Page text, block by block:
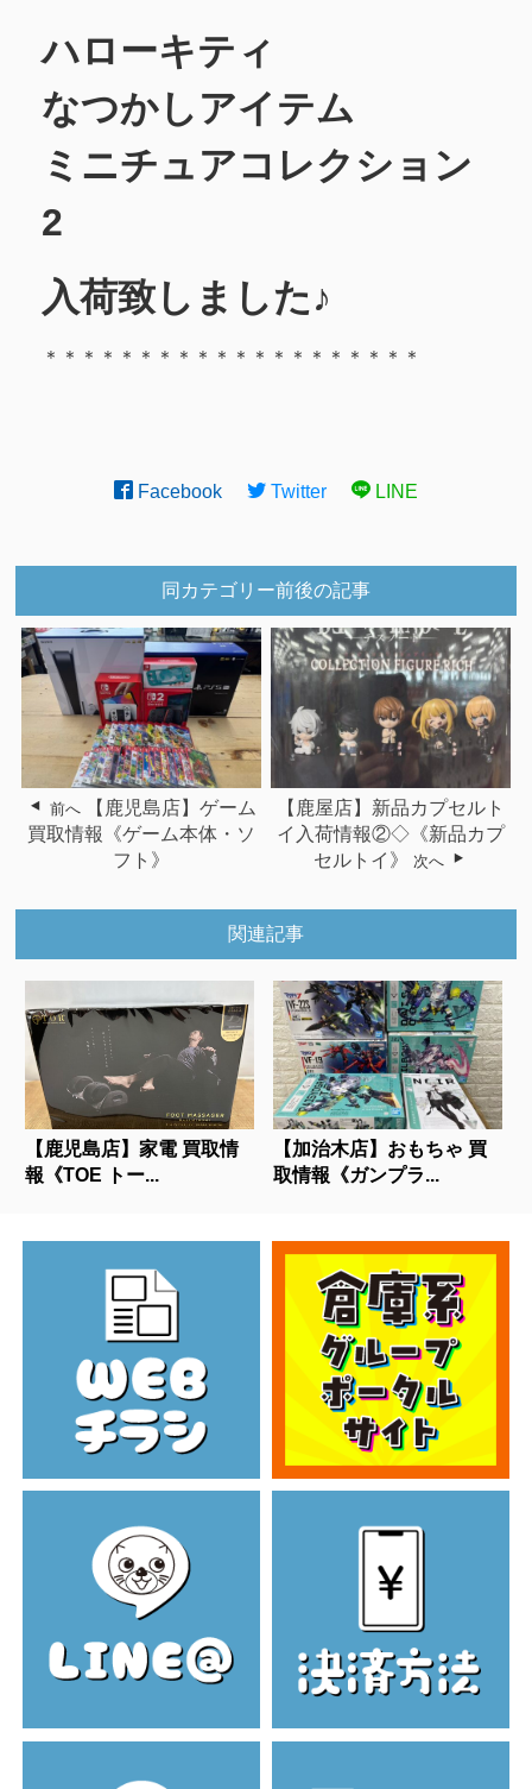
ハローキティ
なつかしアイテム
ミニチュアコレクション
2
入荷致しました♪
＊＊＊＊＊＊＊＊＊＊＊＊＊＊＊＊＊＊＊＊
Facebook Twitter LINE
同カテゴリー前後の記事
前へ
【鹿児島店】ゲーム
買取情報《ゲーム本体・ソ
フト》
【鹿屋店】新品カプセルト
イ入荷情報②◇《新品カプ
セルトイ》
次へ
関連記事
【鹿児島店】家電 買取情
報《TOE トー...
【加治木店】おもちゃ 買
取情報《ガンプラ...